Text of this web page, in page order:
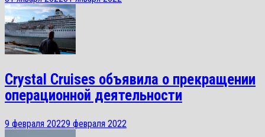
Crystal Cruises объявила о прекращении
операционной деятельности
9 февраля 20229 февраля 2022